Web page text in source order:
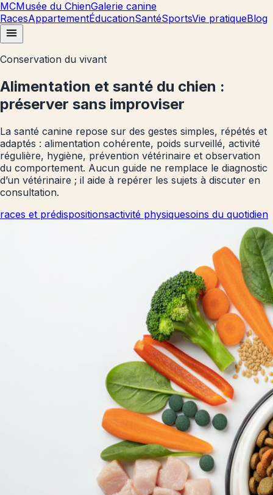
MCMusée du ChienGalerie canine
RacesAppartementÉducationSantéSportsVie pratiqueBlog
Conservation du vivant
Alimentation et santé du chien :
préserver sans improviser
La santé canine repose sur des gestes simples, répétés et
adaptés : alimentation cohérente, poids surveillé, activité
régulière, hygiène, prévention vétérinaire et observation
du comportement. Aucun guide ne remplace le diagnostic
d’un vétérinaire ; il aide à repérer les sujets à discuter en
consultation.
races et prédispositionsactivité physiquesoins du quotidien